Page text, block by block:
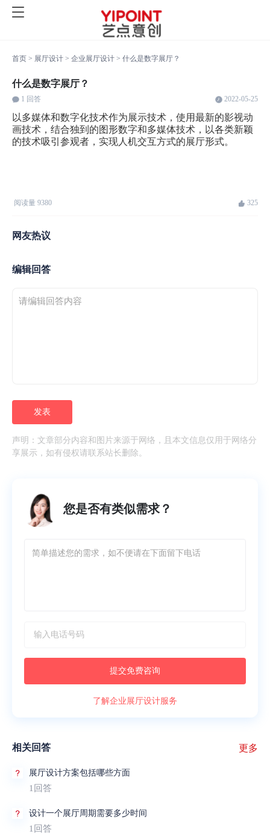
首页 > 展厅设计 > 企业展厅设计 > 什么是数字展厅？
什么是数字展厅？
1 回答 2022-05-25
以多媒体和数字化技术作为展示技术，使用最新的影视动
画技术，结合独到的图形数字和多媒体技术，以各类新颖
的技术吸引参观者，实现人机交互方式的展厅形式。
阅读量 9380 325
网友热议
编辑回答
发表
声明：文章部分内容和图片来源于网络，且本文信息仅用于网络分
享展示，如有侵权请联系站长删除。
您是否有类似需求？
提交免费咨询
了解企业展厅设计服务
相关回答 更多
展厅设计方案包括哪些方面
1回答
设计一个展厅周期需要多少时间
1回答